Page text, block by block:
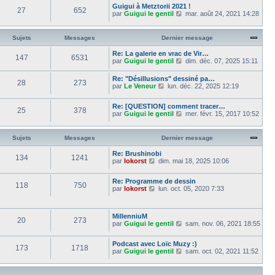
a
g
m
e
s
s
g
e
i
e
m
e
s
a
g
e
d
e
n
e
r
m
e
s
s
a
e
r
l
d
r
n
i
e
r
m
e
s
a
g
e
27 652
Guigui à Metztorii 2021 !
par Guigui le gentil
V
i
e
d
e
r
n
i
r
m
e
s
a
g
mar. août 24, 2021 14:28
Sujets Messages Dernier message
147 6531
Re: La galerie en vrac de Vir…
par Guigui le gentil
V
r
l
e
d
e
n
e
r
e
a
g
dim. déc. 07, 2025 15:11
28 273
Re: "Désillusions" dessiné pa…
par Le Veneur
V
i
l
d
e
r
i
r
m
e
a
e
lun. déc. 22, 2025 12:19
25 378
Re: [QUESTION] comment tracer…
par Guigui le gentil
V
i
d
e
r
n
i
m
s
a
g
e
mer. févr. 15, 2017 10:52
Sujets Messages Dernier message
134 1241
Re: Brushinobi
par lokorst
V
i
r
n
e
r
m
e
dim. mai 18, 2025 10:06
118 750
Re: Programme de dessin
par lokorst
V
r
e
r
n
e
lun. oct. 05, 2020 7:33
20 273
MillenniuM
par Guigui le gentil
V
i
r
d
sam. nov. 06, 2021 18:55
173 1718
Podcast avec Loïc Muzy :)
par Guigui le gentil
V
i
sam. oct. 02, 2021 11:52